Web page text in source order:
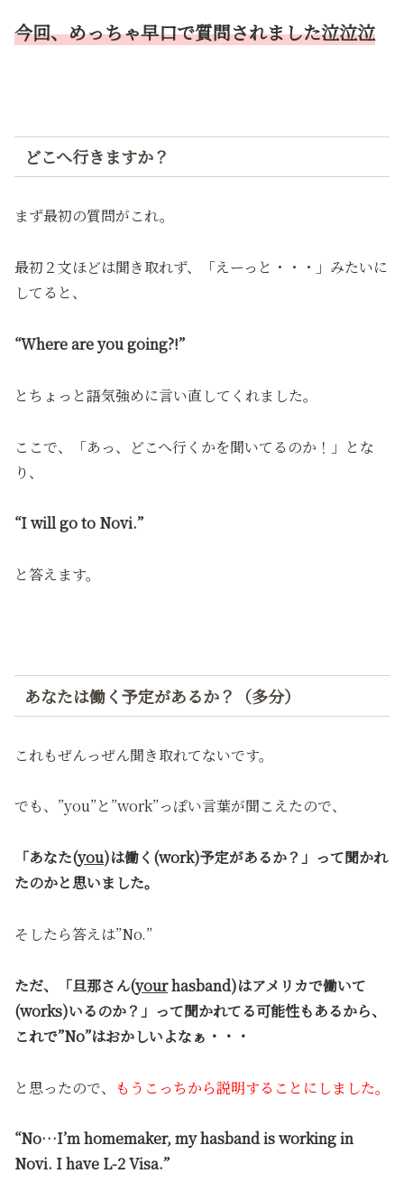
今回、めっちゃ早口で質問されました泣泣泣
どこへ行きますか？
まず最初の質問がこれ。
最初２文ほどは聞き取れず、「えーっと・・・」みたいに
してると、
“Where are you going?!”
とちょっと語気強めに言い直してくれました。
ここで、「あっ、どこへ行くかを聞いてるのか！」とな
り、
“I will go to Novi.”
と答えます。
あなたは働く予定があるか？（多分）
これもぜんっぜん聞き取れてないです。
でも、”you”と”work”っぽい言葉が聞こえたので、
「あなた(you)は働く(work)予定があるか？」って聞かれ
たのかと思いました。
そしたら答えは”No.”
ただ、「旦那さん(yourhasband)はアメリカで働いて
(works)いるのか？」って聞かれてる可能性もあるから、
これで”No”はおかしいよなぁ・・・
と思ったので、 もうこっちから説明することにしました。
“No…I’m homemaker, my hasband is working in
Novi. I have L-2 Visa.”